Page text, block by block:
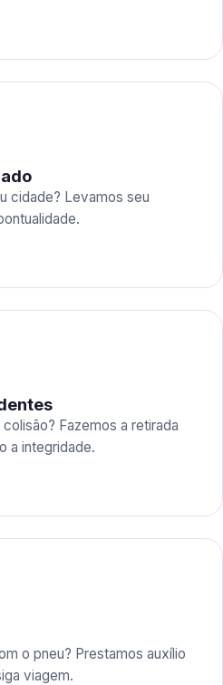
cidade? Levamos seu
Fazemos a retirada
a integridade.
o pneu? Prestamos auxílio
viagem.